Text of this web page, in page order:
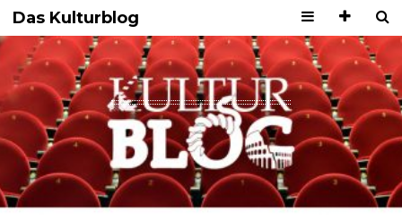
Das Kulturblog